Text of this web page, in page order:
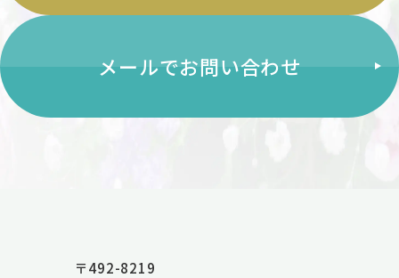
メールでお問い合わせ
〒492-8219